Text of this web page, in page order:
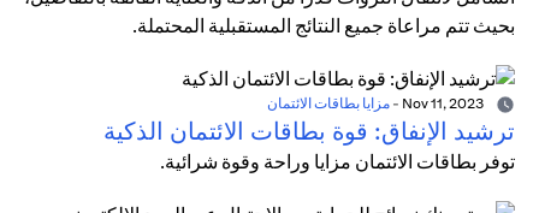
بحيث تتم مراعاة جميع النتائج المستقبلية المحتملة.
- مزايا بطاقات الائتمان
ترشيد الإنفاق: قوة بطاقات الائتمان الذكية
توفر بطاقات الائتمان مزايا وراحة وقوة شرائية.